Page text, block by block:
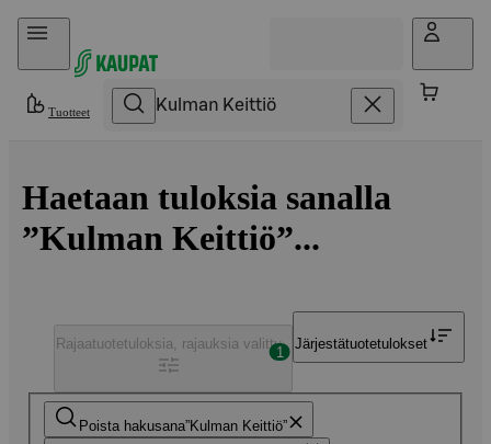
Hyppää sisältöön
Tuotteet
Haetaan tuloksia sanalla
”Kulman Keittiö”...
Poista hakusana Kulman Keittiö
Rajaatuotetuloksia, rajauksia valittu
1
Järjestätuotetulokset